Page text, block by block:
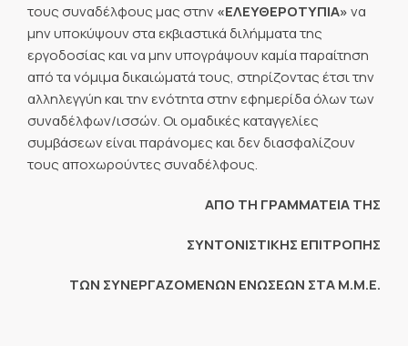
τους συναδέλφους μας στην«ΕΛΕΥΘΕΡΟΤΥΠΙΑ»να
μην υποκύψουν στα εκβιαστικά διλήμματα της
εργοδοσίας και να μην υπογράψουν καμία παραίτηση
από τα νόμιμα δικαιώματά τους, στηρίζοντας έτσι την
αλληλεγγύη και την ενότητα στην εφημερίδα όλων των
συναδέλφων/ισσών. Οι ομαδικές καταγγελίες
συμβάσεων είναι παράνομες και δεν διασφαλίζουν
τους αποχωρούντες συναδέλφους.
ΑΠΟ ΤΗ ΓΡΑΜΜΑΤΕΙΑ ΤΗΣ
ΣΥΝΤΟΝΙΣΤΙΚΗΣ ΕΠΙΤΡΟΠΗΣ
ΤΩΝ ΣΥΝΕΡΓΑΖΟΜΕΝΩΝ ΕΝΩΣΕΩΝ ΣΤΑ Μ.Μ.Ε.